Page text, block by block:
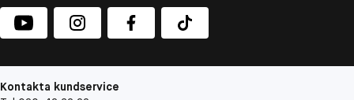
Kontakta kundservice